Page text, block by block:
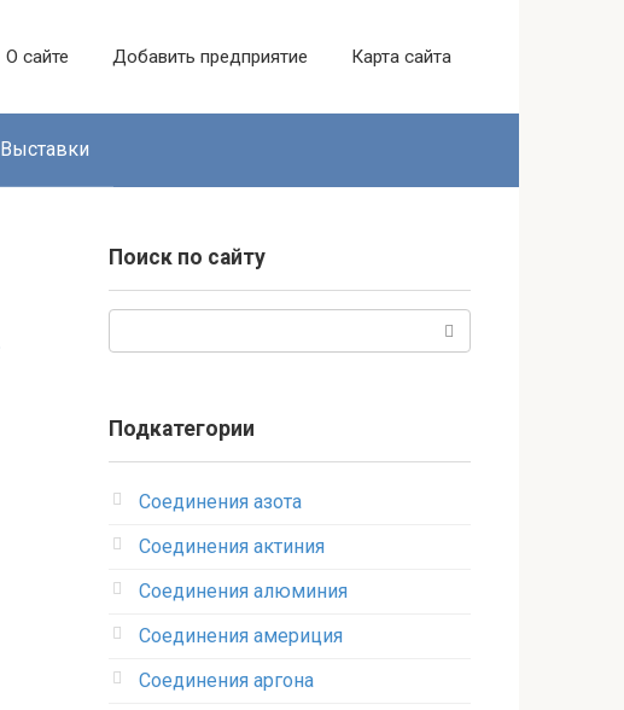
О сайте Добавить предприятие Карта сайта
Выставки
Поиск по сайту
Подкатегории
Соединения азота
Соединения актиния
Соединения алюминия‎
Соединения америция‎
Соединения аргона‎